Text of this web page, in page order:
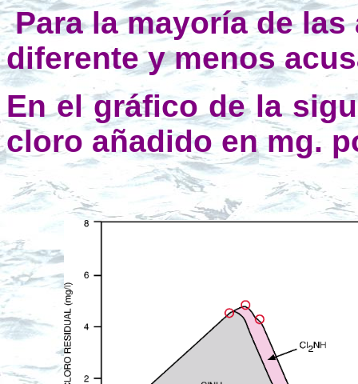
Para la mayoría de
diferente y menos
En el gráfico de la
cloro añadido en mg.